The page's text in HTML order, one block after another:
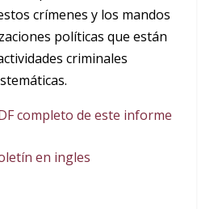
crímenes y los mandos
políticas que están
criminales
completo de este informe
en ingles